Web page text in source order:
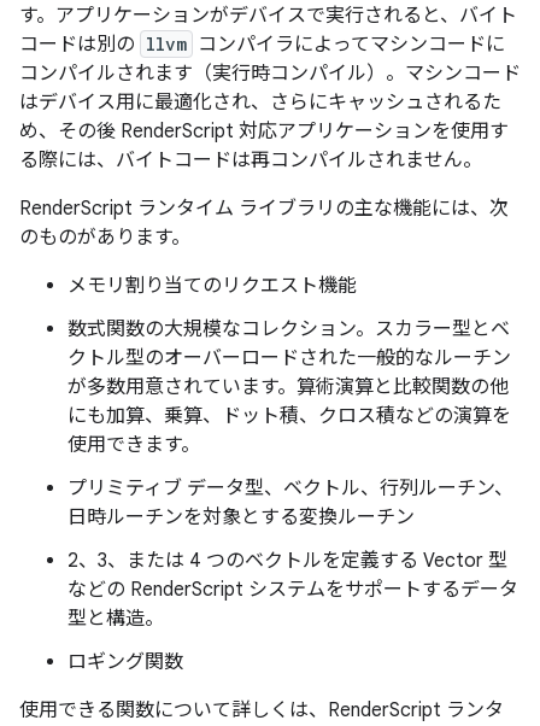
す。アプリケーションがデバイスで実行されると、バイト
コードは別の llvm コンパイラによってマシンコードに
コンパイルされます（実行時コンパイル）。マシンコード
はデバイス用に最適化され、さらにキャッシュされるた
め、その後 RenderScript 対応アプリケーションを使用す
る際には、バイトコードは再コンパイルされません。
RenderScript ランタイム ライブラリの主な機能には、次
のものがあります。
メモリ割り当てのリクエスト機能
数式関数の大規模なコレクション。スカラー型とベ
クトル型のオーバーロードされた一般的なルーチン
が多数用意されています。算術演算と比較関数の他
にも加算、乗算、ドット積、クロス積などの演算を
使用できます。
プリミティブ データ型、ベクトル、行列ルーチン、
日時ルーチンを対象とする変換ルーチン
2、3、または 4 つのベクトルを定義する Vector 型
などの RenderScript システムをサポートするデータ
型と構造。
ロギング関数
使用できる関数について詳しくは、RenderScript ランタ